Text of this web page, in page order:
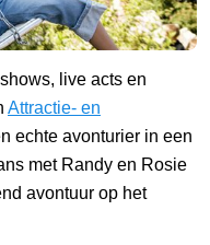
live acts en
Attractie- en
echte avonturier in een
met Randy en Rosie
avontuur op het